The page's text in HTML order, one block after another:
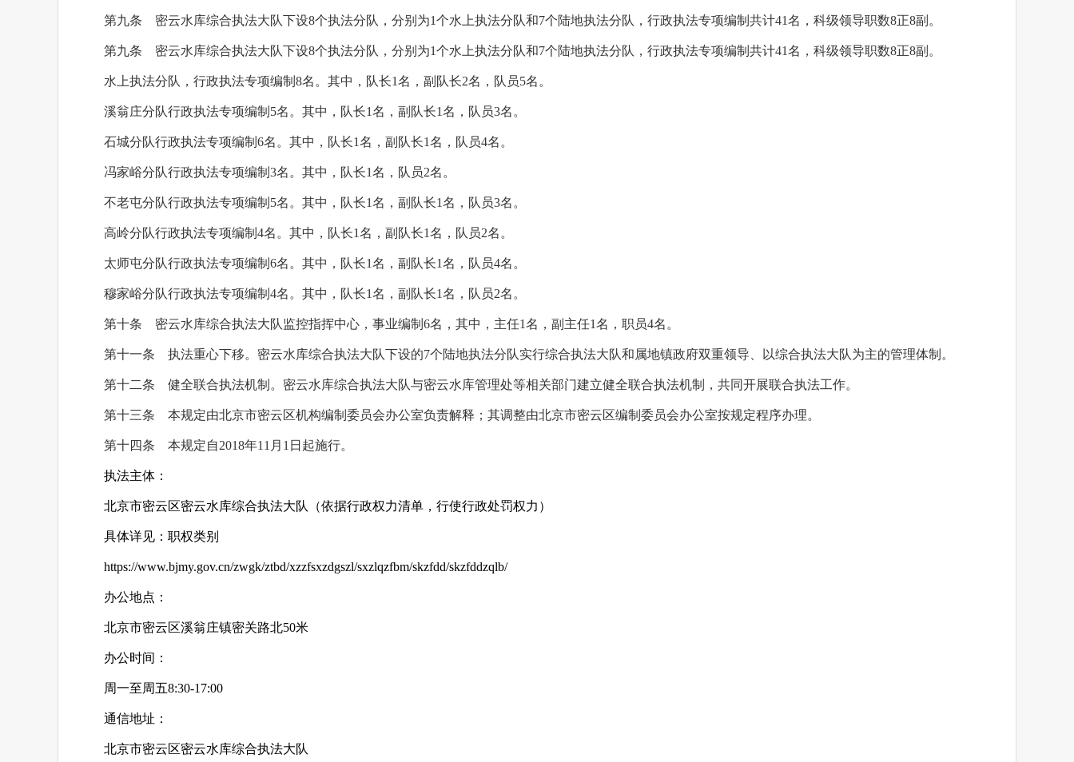
第九条 密云水库综合执法大队下设8个执法分队，分别为1个水上执法分队和7个陆地执法分队，行政执法专项编制共计41名，科级领导职数8正8副。
第九条 密云水库综合执法大队下设8个执法分队，分别为1个水上执法分队和7个陆地执法分队，行政执法专项编制共计41名，科级领导职数8正8副。
水上执法分队，行政执法专项编制8名。其中，队长1名，副队长2名，队员5名。
溪翁庄分队行政执法专项编制5名。其中，队长1名，副队长1名，队员3名。
石城分队行政执法专项编制6名。其中，队长1名，副队长1名，队员4名。
冯家峪分队行政执法专项编制3名。其中，队长1名，队员2名。
不老屯分队行政执法专项编制5名。其中，队长1名，副队长1名，队员3名。
高岭分队行政执法专项编制4名。其中，队长1名，副队长1名，队员2名。
太师屯分队行政执法专项编制6名。其中，队长1名，副队长1名，队员4名。
穆家峪分队行政执法专项编制4名。其中，队长1名，副队长1名，队员2名。
第十条 密云水库综合执法大队监控指挥中心，事业编制6名，其中，主任1名，副主任1名，职员4名。
第十一条 执法重心下移。密云水库综合执法大队下设的7个陆地执法分队实行综合执法大队和属地镇政府双重领导、以综合执法大队为主的管理体制。
第十二条 健全联合执法机制。密云水库综合执法大队与密云水库管理处等相关部门建立健全联合执法机制，共同开展联合执法工作。
第十三条 本规定由北京市密云区机构编制委员会办公室负责解释；其调整由北京市密云区编制委员会办公室按规定程序办理。
第十四条 本规定自2018年11月1日起施行。
执法主体：
北京市密云区密云水库综合执法大队（依据行政权力清单，行使行政处罚权力）
具体详见：职权类别
https://www.bjmy.gov.cn/zwgk/ztbd/xzzfsxzdgszl/sxzlqzfbm/skzfdd/skzfddzqlb/
办公地点：
北京市密云区溪翁庄镇密关路北50米
办公时间：
周一至周五8:30-17:00
通信地址：
北京市密云区密云水库综合执法大队